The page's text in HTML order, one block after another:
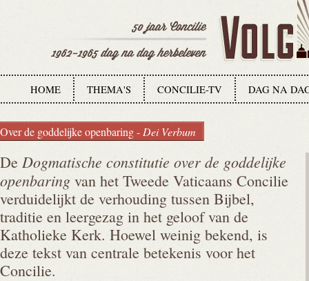
HOME THEMA'S CONCILIE-TV DAG NA
Over de goddelijke openbaring - Dei Verbum
De Dogmatische constitutie over de goddelijke
openbaring van het Tweede Vaticaans Concilie
verduidelijkt de verhouding tussen Bijbel,
traditie en leergezag in het geloof van de
Katholieke Kerk. Hoewel weinig bekend, is
deze tekst van centrale betekenis voor het
Concilie.